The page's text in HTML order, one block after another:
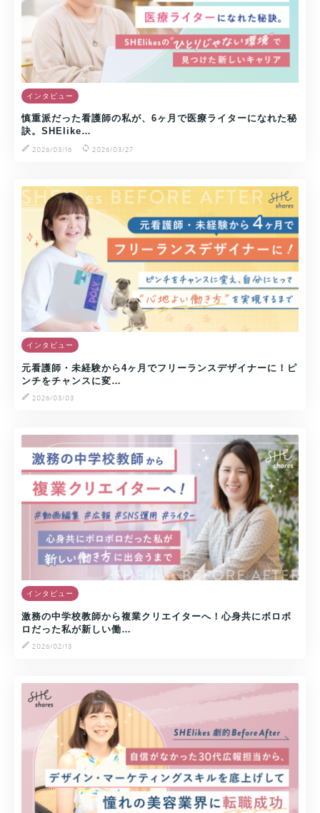
インタビュー
慎重派だった看護師の私が、6ヶ月で医療ライターになれた秘
訣。SHElike…
2026/03/16
2026/03/27
インタビュー
元看護師・未経験から4ヶ月でフリーランスデザイナーに！ピ
ンチをチャンスに変…
2026/03/03
インタビュー
激務の中学校教師から複業クリエイターへ！心身共にボロボ
ロだった私が新しい働…
2026/02/13